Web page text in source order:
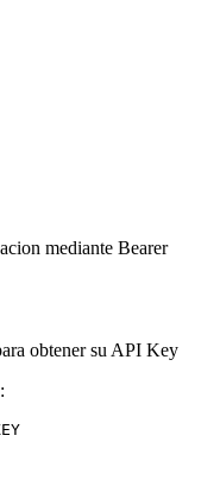
mediante Bearer
obtener su API Key